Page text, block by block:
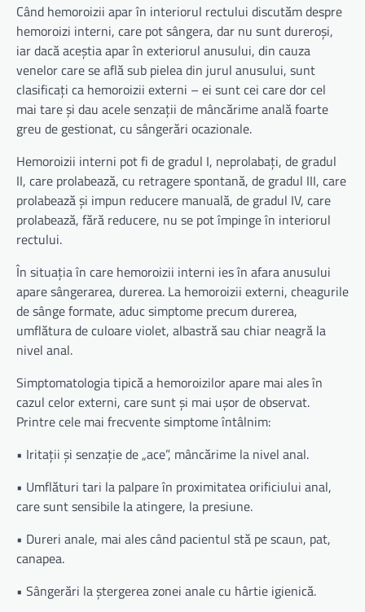
Când hemoroizii apar în interiorul rectului discutăm despre
hemoroizi interni, care pot sângera, dar nu sunt dureroși,
iar dacă aceștia apar în exteriorul anusului, din cauza
venelor care se află sub pielea din jurul anusului, sunt
clasificaţi ca hemoroizii externi – ei sunt cei care dor cel
mai tare și dau acele senzații de mâncărime anală foarte
greu de gestionat, cu sângerări ocazionale.
Hemoroizii interni pot fi de gradul I, neprolabați, de gradul
II, care prolabează, cu retragere spontană, de gradul III, care
prolabează și impun reducere manuală, de gradul IV, care
prolabează, fără reducere, nu se pot împinge în interiorul
rectului.
În situația în care hemoroizii interni ies în afara anusului
apare sângerarea, durerea. La hemoroizii externi, cheagurile
de sânge formate, aduc simptome precum durerea,
umflătura de culoare violet, albastră sau chiar neagră la
nivel anal.
Simptomatologia tipică a hemoroizilor apare mai ales în
cazul celor externi, care sunt și mai ușor de observat.
Printre cele mai frecvente simptome întâlnim:
• Iritații și senzație de „ace”, mâncărime la nivel anal.
• Umflături tari la palpare în proximitatea orificiului anal,
care sunt sensibile la atingere, la presiune.
• Dureri anale, mai ales când pacientul stă pe scaun, pat,
canapea.
• Sângerări la ștergerea zonei anale cu hârtie igienică.